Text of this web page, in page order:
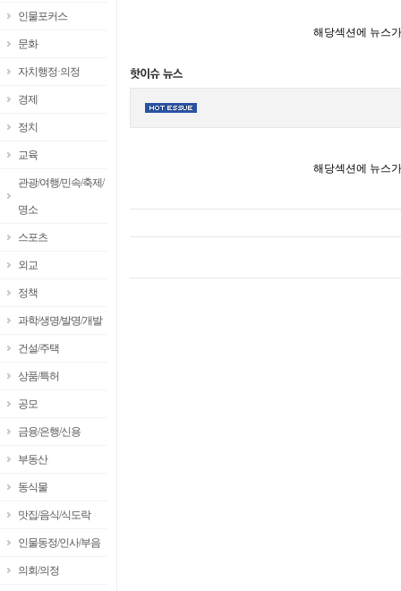
인물포커스
문화
자치행정·의정
경제
정치
교육
관광/여행/민속/축제/
명소
스포츠
외교
정책
과학/생명/발명/개발
건설/주택
상품/특허
공모
금융/은행/신용
부동산
동식물
맛집/음식/식도락
인물동정/인사/부음
의회/의정
해당섹션에 뉴스
해당섹션에 뉴스